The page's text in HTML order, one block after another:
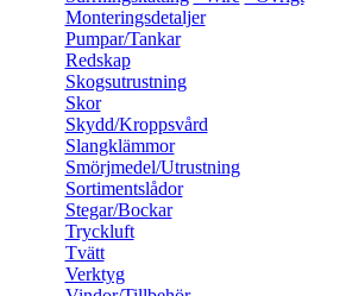
Monteringsdetaljer
Pumpar/Tankar
Redskap
Skogsutrustning
Skor
Skydd/Kroppsvård
Slangklämmor
Smörjmedel/Utrustning
Sortimentslådor
Stegar/Bockar
Tryckluft
Tvätt
Verktyg